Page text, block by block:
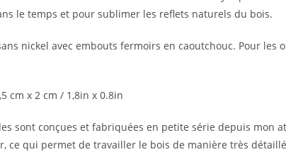
le temps et pour sublimer les reflets naturels du bois.
nickel avec embouts fermoirs en caoutchouc. Pour les
cm x 2 cm / 1,8in x 0.8in
sont conçues et fabriquées en petite série depuis mon
ce qui permet de travailler le bois de manière très